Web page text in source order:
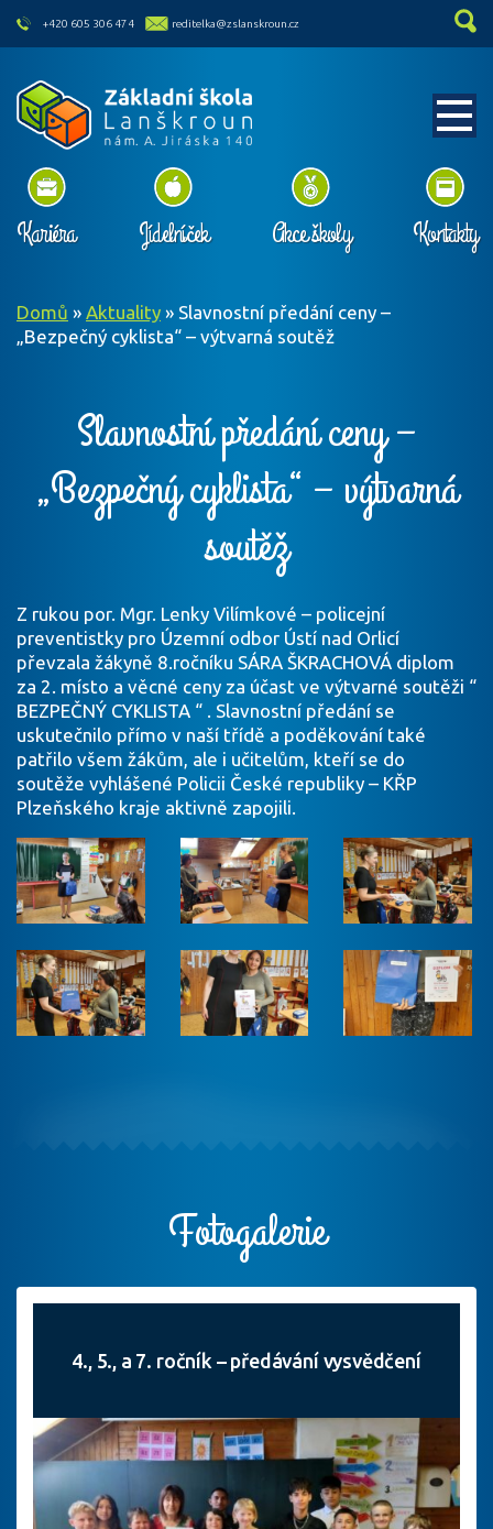
skip to main content
+420 605 306 474 reditelka@zslanskroun.cz
Kariéra Jídelníček Akce školy Kontakty
Domů » Aktuality » Slavnostní předání ceny –
„Bezpečný cyklista“ – výtvarná soutěž
Slavnostní předání ceny –
„Bezpečný cyklista“ – výtvarná
soutěž
Z rukou por. Mgr. Lenky Vilímkové – policejní
preventistky pro Územní odbor Ústí nad Orlicí
převzala žákyně 8.ročníku SÁRA ŠKRACHOVÁ diplom
za 2. místo a věcné ceny za účast ve výtvarné soutěži “
BEZPEČNÝ CYKLISTA “ . Slavnostní předání se
uskutečnilo přímo v naší třídě a poděkování také
patřilo všem žákům, ale i učitelům, kteří se do
soutěže vyhlášené Policii České republiky – KŘP
Plzeňského kraje aktivně zapojili.
Fotogalerie
4., 5., a 7. ročník – předávání vysvědčení